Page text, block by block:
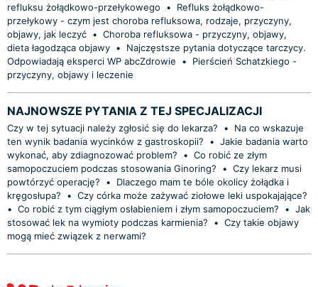
refluksu żołądkowo-przełykowego
•
Refluks żołądkowo-
przełykowy - czym jest choroba refluksowa, rodzaje, przyczyny,
objawy, jak leczyć • Choroba refluksowa - przyczyny, objawy,
dieta łagodząca objawy •
Najczęstsze pytania dotyczące tarczycy.
Odpowiadają eksperci WP abcZdrowie
•
Pierścień Schatzkiego -
przyczyny, objawy i leczenie
NAJNOWSZE PYTANIA Z TEJ SPECJALIZACJI
Czy w tej sytuacji należy zgłosić się do lekarza? •
Na co wskazuje
ten wynik badania wycinków z gastroskopii?
• Jakie badania warto
wykonać, aby zdiagnozować problem?
• Co robić ze złym
samopoczuciem podczas stosowania Ginoring?
• Czy lekarz musi
powtórzyć operację?
•
Dlaczego mam te bóle okolicy żołądka i
kręgosłupa?
• Czy córka może zażywać ziołowe leki uspokajające?
• Co robić z tym ciągłym osłabieniem i złym samopoczuciem? • Jak
stosować lek na wymioty podczas karmienia?
• Czy takie objawy
mogą mieć związek z nerwami?